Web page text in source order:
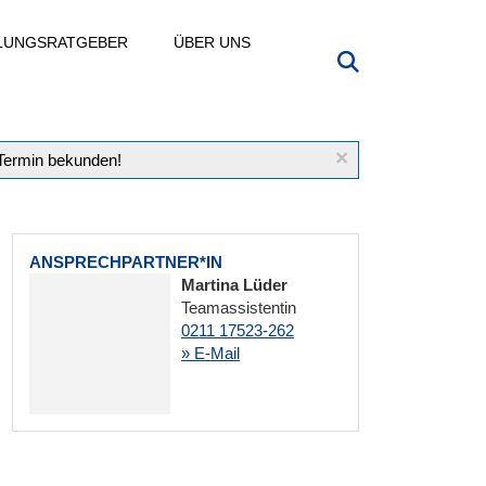
ÜBER UNS
×
bekunden!
ANSPRECHPARTNER*IN
Martina Lüder
Teamassistentin
0211 17523-262
» E-Mail